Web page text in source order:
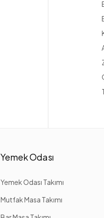
Yemek Odası
Yemek Odası Takımı
Mutfak Masa Takımı